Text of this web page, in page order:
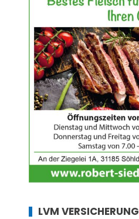
LVM VERSICHERUNG